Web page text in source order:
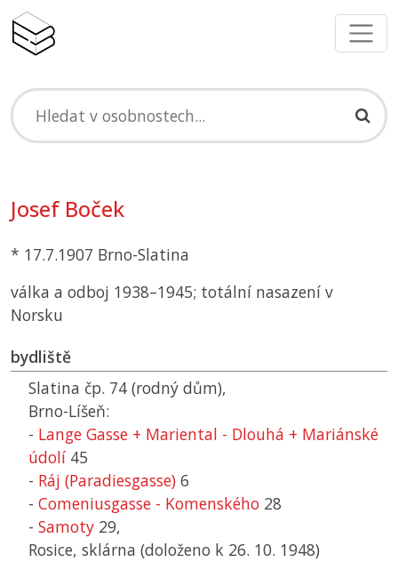
Josef Boček
* 17.7.1907 Brno-Slatina
válka a odboj 1938–1945; totální nasazení v
Norsku
bydliště
Slatina čp. 74 (rodný dům),
Brno-Líšeň:
- Lange Gasse + Mariental - Dlouhá + Mariánské
údolí 45
- Ráj (Paradiesgasse) 6
- Comeniusgasse - Komenského 28
- Samoty 29,
Rosice, sklárna (doloženo k 26. 10. 1948)